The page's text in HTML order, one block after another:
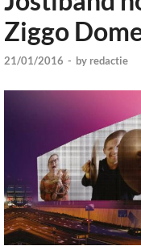
Ziggo
21/01/2016 - by redactie